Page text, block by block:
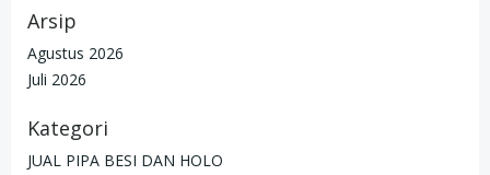
Arsip
Agustus 2026
Juli 2026
Kategori
JUAL PIPA BESI DAN HOLO